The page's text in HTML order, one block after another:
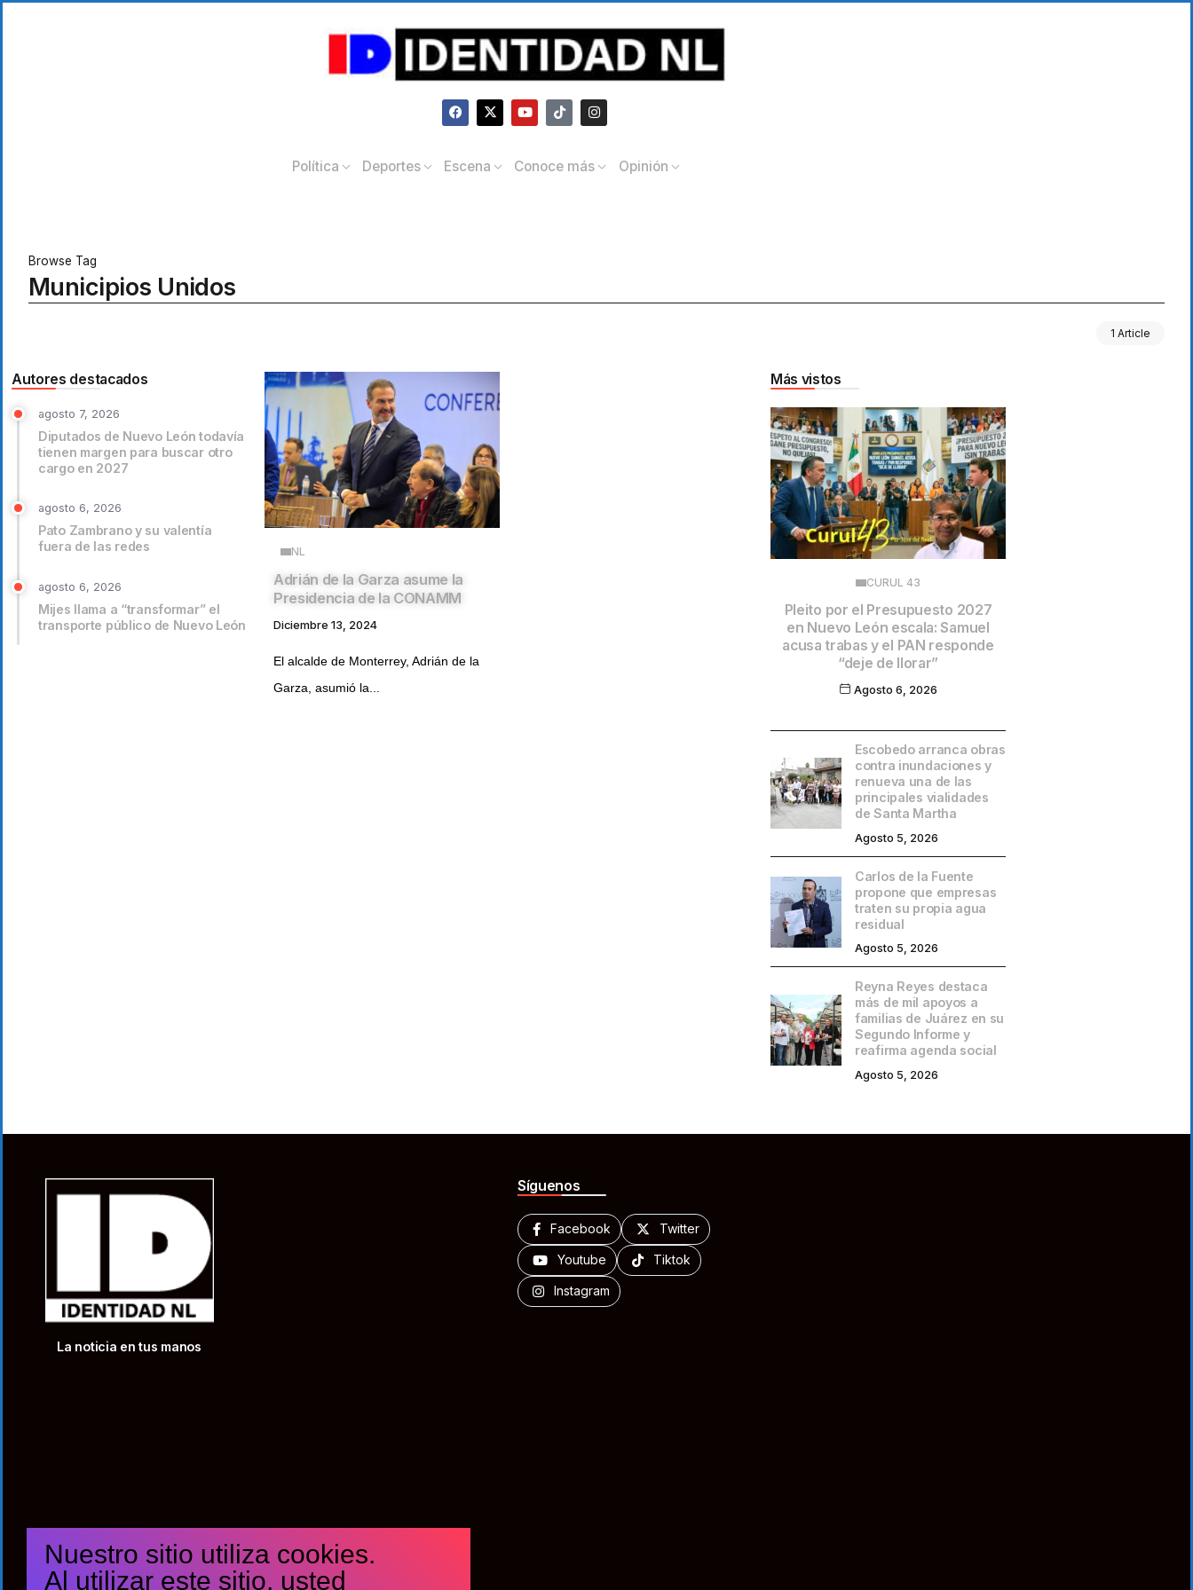
Política Deportes Escena Conoce más Opinión
Browse Tag
Municipios Unidos
1 Article
Autores destacados
agosto 7, 2026
Diputados de Nuevo León todavía
tienen margen para buscar otro
cargo en 2027
agosto 6, 2026
Pato Zambrano y su valentía
fuera de las redes
agosto 6, 2026
Mijes llama a “transformar” el
transporte público de Nuevo León
NL
Adrián de la Garza asume la
Presidencia de la CONAMM
Diciembre 13, 2024
El alcalde de Monterrey, Adrián de la
Garza, asumió la...
Más vistos
CURUL 43
Pleito por el Presupuesto 2027
en Nuevo León escala: Samuel
acusa trabas y el PAN responde
“deje de llorar”
Agosto 6, 2026
Escobedo arranca obras
contra inundaciones y
renueva una de las
principales vialidades
de Santa Martha
Agosto 5, 2026
Carlos de la Fuente
propone que empresas
traten su propia agua
residual
Agosto 5, 2026
Reyna Reyes destaca
más de mil apoyos a
familias de Juárez en su
Segundo Informe y
reafirma agenda social
Agosto 5, 2026
La noticia en tus manos
Síguenos
Facebook Twitter
Youtube Tiktok
Instagram
Nuestro sitio utiliza cookies.
Al utilizar este sitio, usted